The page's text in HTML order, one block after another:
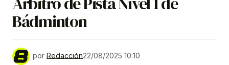
Bádminton
por Redacción22/08/2025 10:10